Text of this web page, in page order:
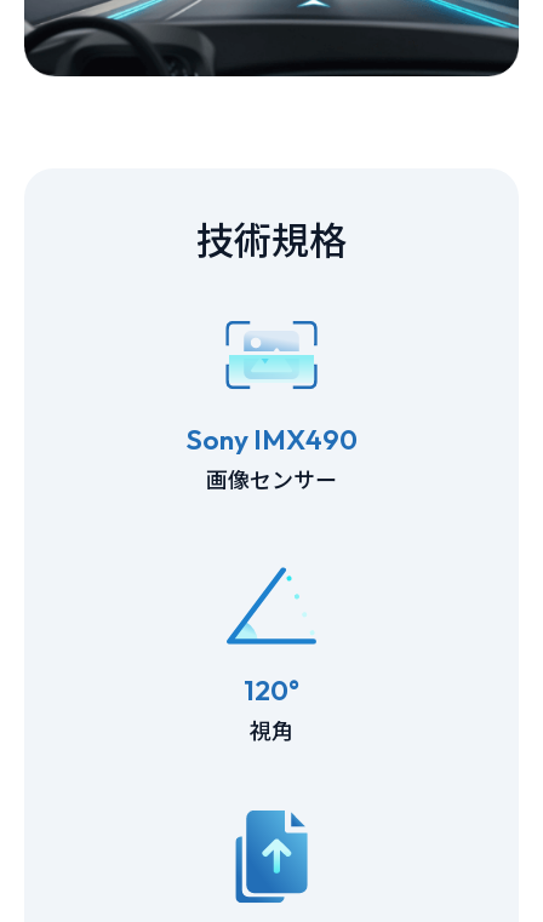
技術規格
Sony IMX490
画像センサー
120°
視角